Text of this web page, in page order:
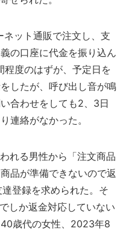
ット通販で注文し、支
の口座に代金を振り込ん
程度のはずが、予定日を
したが、呼び出し音が鳴
合わせをしても2、3日
連絡がなかった。
れる男性から「注文商品
品が準備できないので返
登録を求められた。そ
しか返金対応していない
歳代の女性、2023年8